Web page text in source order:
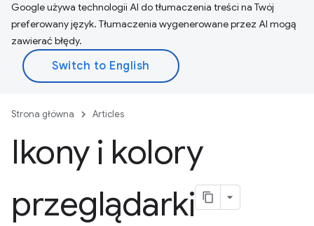
Google używa technologii AI do tłumaczenia treści na Twój
preferowany język. Tłumaczenia wygenerowane przez AI mogą
zawierać błędy.
Strona główna Articles
Ikony i kolory
przeglądarki